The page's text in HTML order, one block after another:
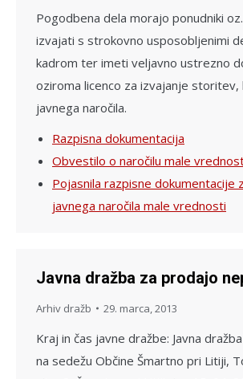
Pogodbena dela morajo ponudniki
izvajati s strokovno usposobljenimi
kadrom ter imeti veljavno ustrezno
oziroma licenco za izvajanje
javnega naročila.
Razpisna dokumentacija
Obvestilo o naročilu male
Pojasnila razpisne dokumentacije
javnega naročila male vrednosti
Javna dražba za prodajo
Arhiv dražb 29. marca, 2013
Kraj in čas javne dražbe: Javna
na sedežu Občine Šmartno pri Litiji,